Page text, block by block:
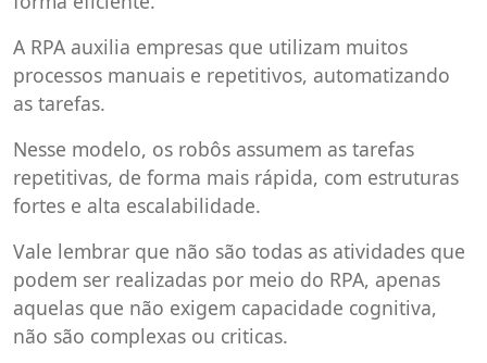
A RPA auxilia empresas que utilizam muitos
processos manuais e repetitivos, automatizando
as tarefas.
Nesse modelo, os robôs assumem as tarefas
repetitivas, de forma mais rápida, com estruturas
fortes e alta escalabilidade.
Vale lembrar que não são todas as atividades que
podem ser realizadas por meio do RPA, apenas
aquelas que não exigem capacidade cognitiva,
não são complexas ou criticas.